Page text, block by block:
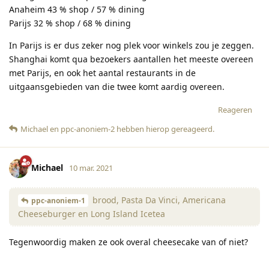
Anaheim 43 % shop / 57 % dining
Parijs 32 % shop / 68 % dining
In Parijs is er dus zeker nog plek voor winkels zou je zeggen.
Shanghai komt qua bezoekers aantallen het meeste overeen
met Parijs, en ook het aantal restaurants in de
uitgaansgebieden van die twee komt aardig overeen.
Reageren
Michaelen ppc-anoniem-2 hebben hierop gereageerd.
Michael 10 mar. 2021
ppc-anoniem-1
brood, Pasta Da Vinci, Americana
Cheeseburger en Long Island Icetea
Tegenwoordig maken ze ook overal cheesecake van of niet?